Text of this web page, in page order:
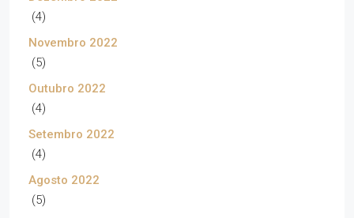
(4)
Novembro 2022
(5)
Outubro 2022
(4)
Setembro 2022
(4)
Agosto 2022
(5)